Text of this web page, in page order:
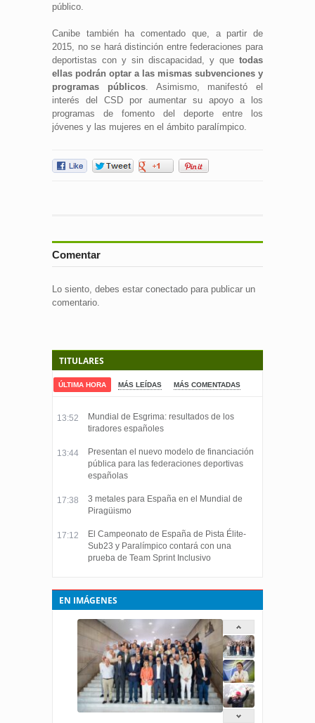
público.
Canibe también ha comentado que, a partir de
2015, no se hará distinción entre federaciones para
deportistas con y sin discapacidad, y que todas
ellas podrán optar a las mismas subvenciones y
programas públicos. Asimismo, manifestó el
interés del CSD por aumentar su apoyo a los
programas de fomento del deporte entre los
jóvenes y las mujeres en el ámbito paralímpico.
Comentar
Lo siento, debes estar conectado para publicar un
comentario.
TITULARES
ÚLTIMA HORA MÁS LEÍDAS MÁS COMENTADAS
13:52
Mundial de Esgrima: resultados de los
tiradores españoles
13:44
Presentan el nuevo modelo de financiación
pública para las federaciones deportivas
españolas
17:38
3 metales para España en el Mundial de
Piragüismo
17:12
El Campeonato de España de Pista Élite-
Sub23 y Paralímpico contará con una
prueba de Team Sprint Inclusivo
EN IMÁGENES